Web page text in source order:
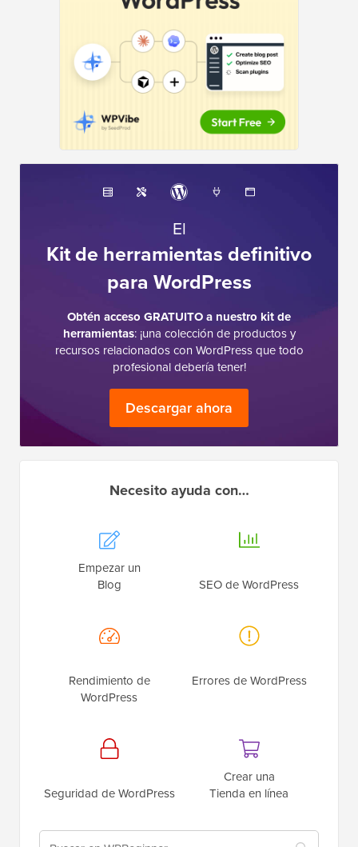
El
Kit de herramientas definitivo
para WordPress
Obtén acceso GRATUITO a nuestro kit de
herramientas: ¡una colección de productos y
recursos relacionados con WordPress que todo
profesional debería tener!
Descargar ahora
Necesito ayuda con…
Empezar un
Blog
SEO de WordPress
Rendimiento de
WordPress
Errores de WordPress
Seguridad de WordPress
Crear una
Tienda en línea